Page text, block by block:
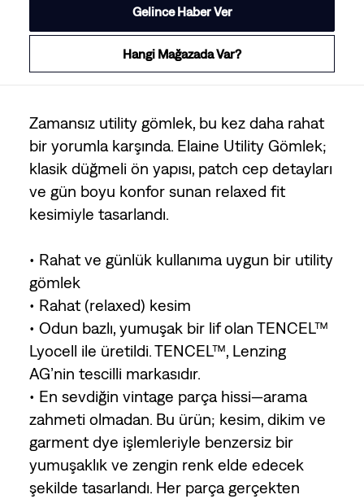
Gelince Haber Ver
Hangi Mağazada Var?
Zamansız utility gömlek, bu kez daha rahat
bir yorumla karşında. Elaine Utility Gömlek;
klasik düğmeli ön yapısı, patch cep detayları
ve gün boyu konfor sunan relaxed fit
kesimiyle tasarlandı.
• Rahat ve günlük kullanıma uygun bir utility
gömlek
• Rahat (relaxed) kesim
• Odun bazlı, yumuşak bir lif olan TENCEL™
Lyocell ile üretildi. TENCEL™, Lenzing
AG’nin tescilli markasıdır.
• En sevdiğin vintage parça hissi—arama
zahmeti olmadan. Bu ürün; kesim, dikim ve
garment dye işlemleriyle benzersiz bir
yumuşaklık ve zengin renk elde edecek
şekilde tasarlandı. Her parça gerçekten